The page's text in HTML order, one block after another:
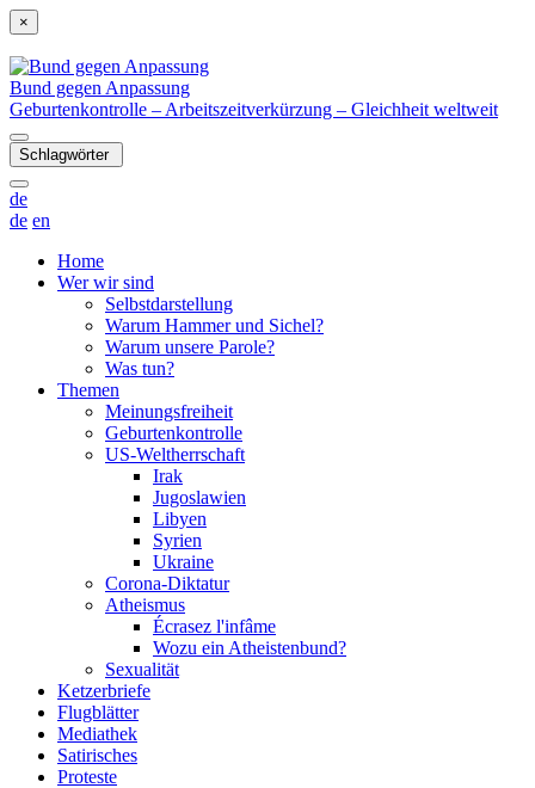
×
Bund gegen Anpassung
Geburtenkontrolle – Arbeitszeitverkürzung – Gleichheit weltweit
Schlagwörter
de
de en
Home
Wer wir sind
Selbstdarstellung
Warum Hammer und Sichel?
Warum unsere Parole?
Was tun?
Themen
Meinungsfreiheit
Geburtenkontrolle
US-Weltherrschaft
Irak
Jugoslawien
Libyen
Syrien
Ukraine
Corona-Diktatur
Atheismus
Écrasez l'infâme
Wozu ein Atheistenbund?
Sexualität
Ketzerbriefe
Flugblätter
Mediathek
Satirisches
Proteste